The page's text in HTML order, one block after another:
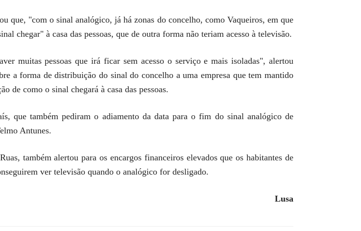
que, "com o sinal analógico, já há zonas do concelho, como Vaqueiros, em que
chegar" à casa das pessoas, que de outra forma não teriam acesso à televisão.
muitas pessoas que irá ficar sem acesso o serviço e mais isoladas", alertou
a forma de distribuição do sinal do concelho a uma empresa que tem mantido
de como o sinal chegará à casa das pessoas.
que também pediram o adiamento da data para o fim do sinal analógico de
Antunes.
também alertou para os encargos financeiros elevados que os habitantes de
ver televisão quando o analógico for desligado.
Lusa